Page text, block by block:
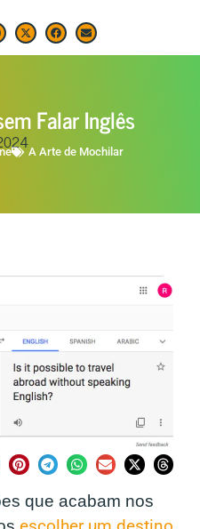
Falar Inglês
A Arte de Mochilar
que acabam nos